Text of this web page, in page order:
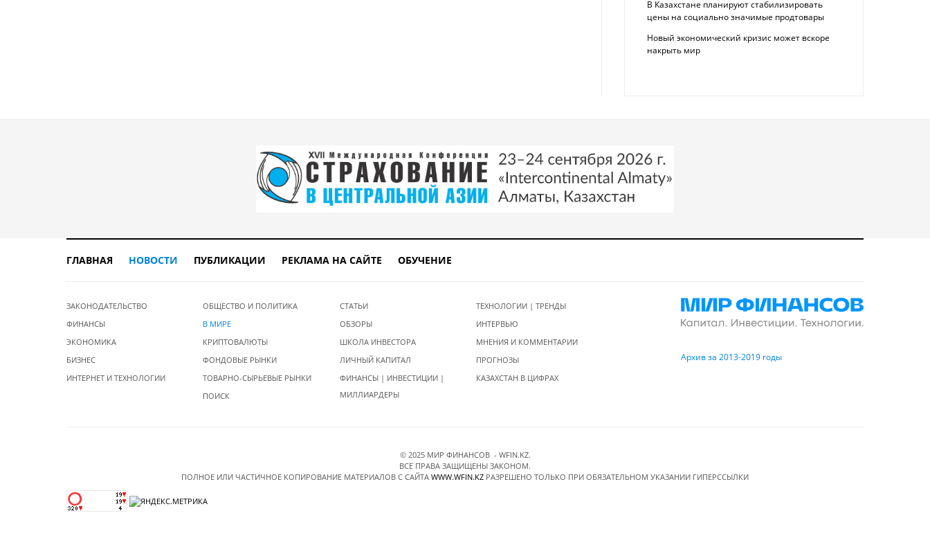
В Казахстане планируют стабилизировать
цены на социально значимые продтовары
Новый экономический кризис может вскоре
накрыть мир
ГЛАВНАЯ НОВОСТИ ПУБЛИКАЦИИ РЕКЛАМА НА САЙТЕ ОБУЧЕНИЕ
ЗАКОНОДАТЕЛЬСТВО
ФИНАНСЫ
ЭКОНОМИКА
БИЗНЕС
ИНТЕРНЕТ И ТЕХНОЛОГИИ
ОБЩЕСТВО И ПОЛИТИКА
В МИРЕ
КРИПТОВАЛЮТЫ
ФОНДОВЫЕ РЫНКИ
ТОВАРНО-СЫРЬЕВЫЕ РЫНКИ
ПОИСК
СТАТЬИ
ОБЗОРЫ
ШКОЛА ИНВЕСТОРА
ЛИЧНЫЙ КАПИТАЛ
ФИНАНСЫ | ИНВЕСТИЦИИ |
МИЛЛИАРДЕРЫ
ТЕХНОЛОГИИ | ТРЕНДЫ
ИНТЕРВЬЮ
МНЕНИЯ И КОММЕНТАРИИ
ПРОГНОЗЫ
КАЗАХСТАН В ЦИФРАХ
Архив за 2013-2019 годы
© 2025 МИР ФИНАНСОВ - WFIN.KZ.
ВСЕ ПРАВА ЗАЩИЩЕНЫ ЗАКОНОМ.
ПОЛНОЕ ИЛИ ЧАСТИЧНОЕ КОПИРОВАНИЕ МАТЕРИАЛОВ C САЙТА WWW.WFIN.KZ РАЗРЕШЕНО ТОЛЬКО ПРИ ОБЯЗАТЕЛЬНОМ УКАЗАНИИ ГИПЕРССЫЛКИ